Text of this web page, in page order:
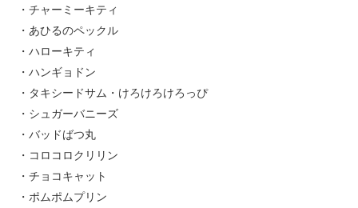
・チャーミーキティ
・あひるのペックル
・ハローキティ
・ハンギョドン
・タキシードサム・けろけろけろっぴ
・シュガーバニーズ
・バッドばつ丸
・コロコロクリリン
・チョコキャット
・ポムポムプリン